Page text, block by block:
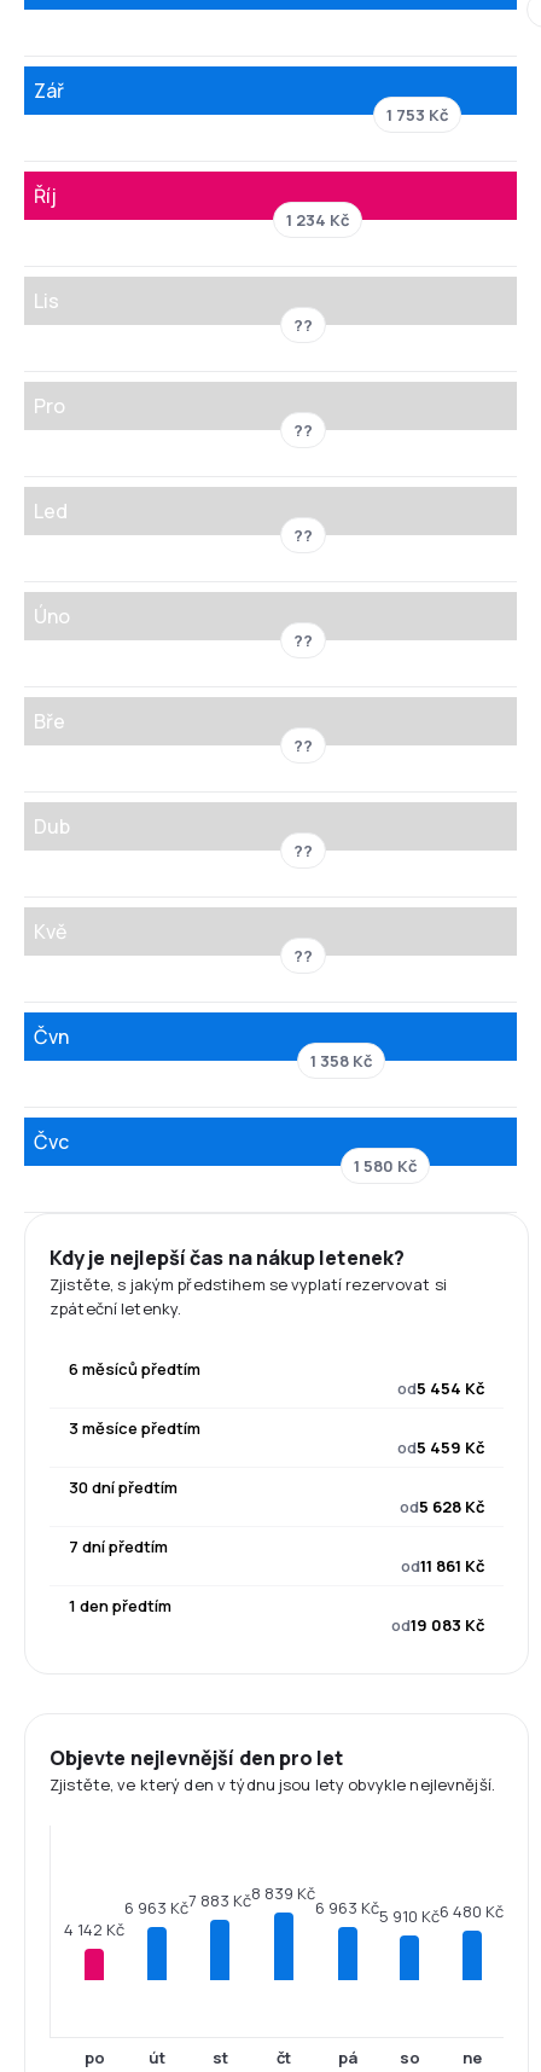
Zář
1 753 Kč
Říj
1 234 Kč
Lis
??
Pro
??
Led
??
Úno
??
Bře
??
Dub
??
Kvě
??
Čvn
1 358 Kč
Čvc
1 580 Kč
Kdy je nejlepší čas na nákup letenek?
Zjistěte, s jakým předstihem se vyplatí rezervovat si
zpáteční letenky.
6 měsíců předtím
od5 454 Kč
3 měsíce předtím
od5 459 Kč
30 dní předtím
od5 628 Kč
7 dní předtím
od11 861 Kč
1 den předtím
od19 083 Kč
Objevte nejlevnější den pro let
Zjistěte, ve který den v týdnu jsou lety obvykle nejlevnější.
4 142 Kč
po
6 963 Kč
út
7 883 Kč
st
8 839 Kč
čt
6 963 Kč
pá
5 910 Kč
so
6 480 Kč
ne